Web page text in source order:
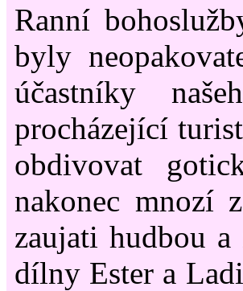
Ranní
byly
účastníky
procházející
obdivovat
nakonec mnozí
zaujati hudbou a
dílny Ester a